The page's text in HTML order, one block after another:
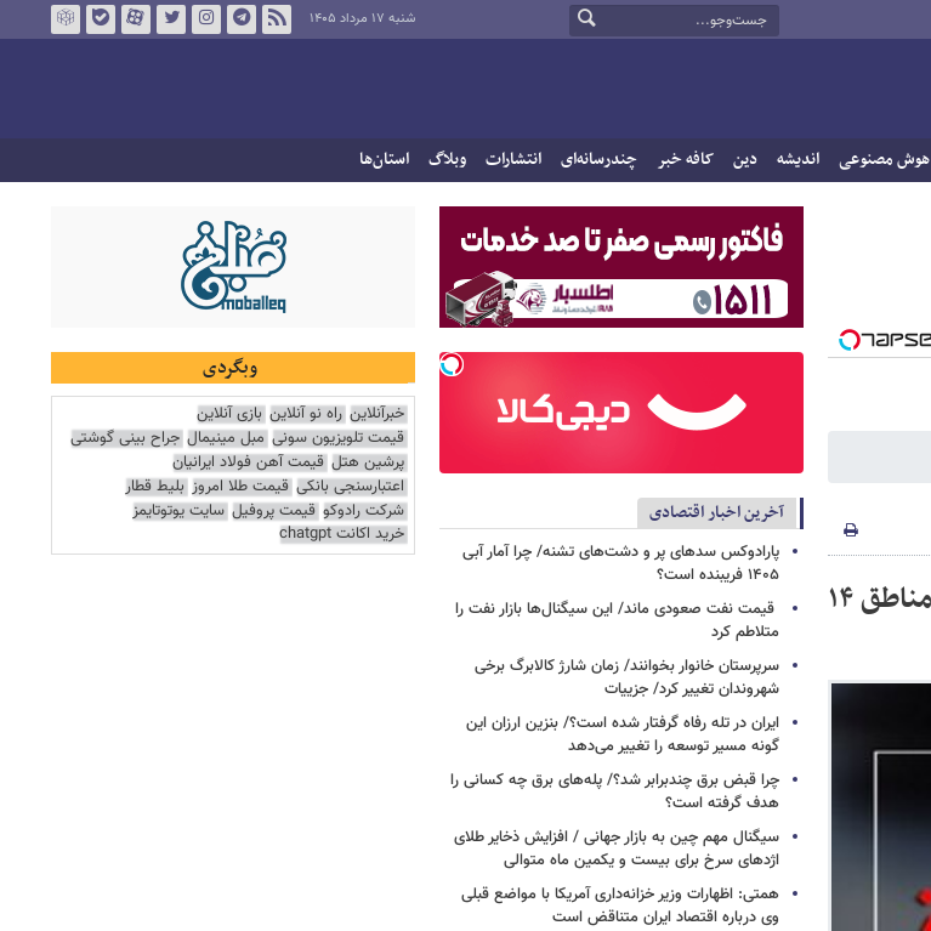
شنبه ۱۷ مرداد ۱۴۰۵
هوش مصنوعی اندیشه دین کافه خبر چندرسانه‌ای انتشارات وبلاگ استان‌ها
اطلاعیه قطع گاز امروز دوشنبه ۱۴ مهر ۱۴۰۴ / گاز شهری این مناطق ۱۴
آخرین اخبار اقتصادی
پارادوکس سدهای پر و دشت‌های تشنه/ چرا آمار آبی
۱۴۰۵ فریبنده است؟
قیمت نفت صعودی ماند/ این سیگنال‌ها بازار نفت را
متلاطم کرد
سرپرستان خانوار بخوانند/ زمان شارژ کالابرگ برخی
شهروندان تغییر کرد/ جزییات
ایران در تله رفاه گرفتار شده است؟/ بنزین ارزان این
گونه مسیر توسعه را تغییر می‌دهد
چرا قبض برق چندبرابر شد؟/ پله‌های برق چه کسانی را
هدف گرفته است؟
سیگنال‌ مهم چین به بازار جهانی / افزایش ذخایر طلای
اژدهای سرخ برای بیست و یکمین ماه متوالی
همتی: اظهارات وزیر خزانه‌داری آمریکا با مواضع قبلی
وی درباره اقتصاد ایران متناقض است
وبگردی
خبرآنلاین راه نو آنلاین بازی آنلاین
قیمت تلویزیون سونی مبل مینیمال جراح بینی گوشتی
پرشین هتل قیمت آهن فولاد ایرانیان
اعتبارسنجی بانکی قیمت طلا امروز بلیط قطار
شرکت رادوکو قیمت پروفیل سایت یوتوتایمز
خرید اکانت chatgpt